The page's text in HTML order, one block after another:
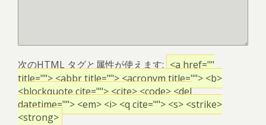
次のHTML タグと属性が使えます: <a href=""
title=""> <abbr title=""> <acronym title=""> <b>
<blockquote cite=""> <cite> <code> <del
datetime=""> <em> <i> <q cite=""> <s> <strike>
<strong>